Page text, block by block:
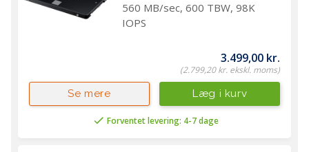
560 MB/sec, 600 TBW, 98K
IOPS
3.499,00 kr.
(2.799,20 kr. ekskl. moms)
Forventet levering: 4-7 dage
Læg i kurv
Se mere